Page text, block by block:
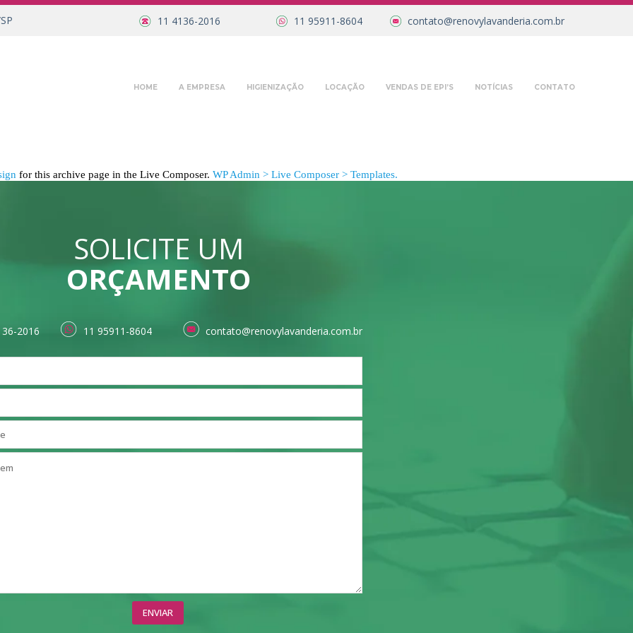
11 4136-2016 11 95911-8604 contato@renovylavanderia.com.br
HOME A EMPRESA HIGIENIZAÇÃO LOCAÇÃO VENDAS DE EPI’S NOTÍCIAS CONTATO
for this archive page in the Live Composer. WP Admin > Live Composer > Templates.
SOLICITE UM
ORÇAMENTO
2016 11 95911-8604 contato@renovylavanderia.com.br